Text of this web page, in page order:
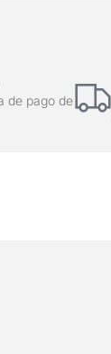
de pago de